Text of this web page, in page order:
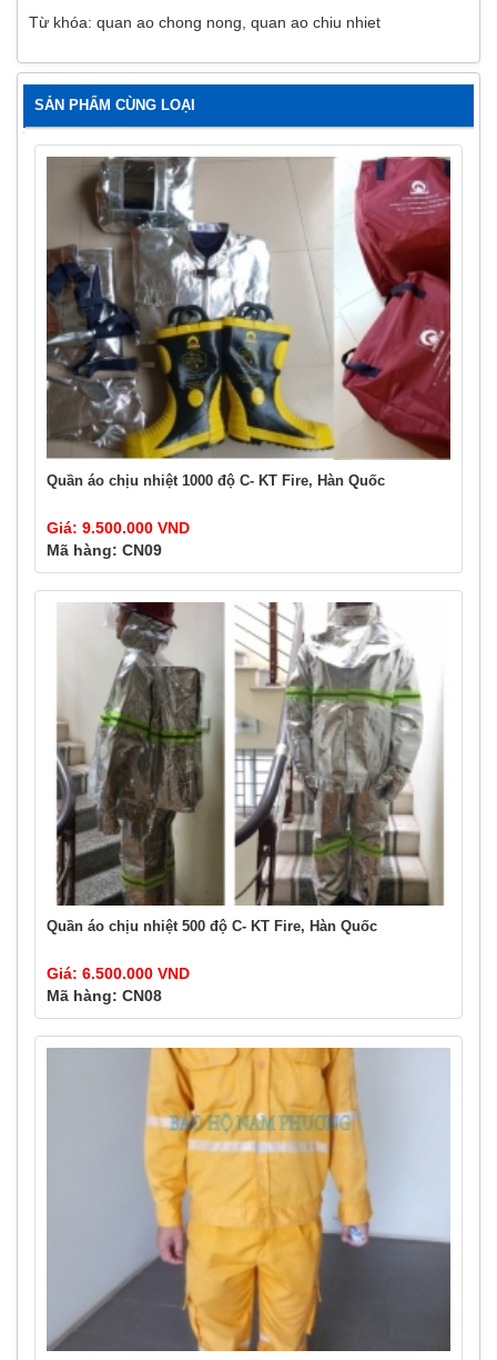
Từ khóa: quan ao chong nong, quan ao chiu nhiet
SẢN PHẨM CÙNG LOẠI
Quần áo chịu nhiệt 1000 độ C- KT Fire, Hàn Quốc
Giá: 9.500.000 VND
Mã hàng: CN09
Quần áo chịu nhiệt 500 độ C- KT Fire, Hàn Quốc
Giá: 6.500.000 VND
Mã hàng: CN08